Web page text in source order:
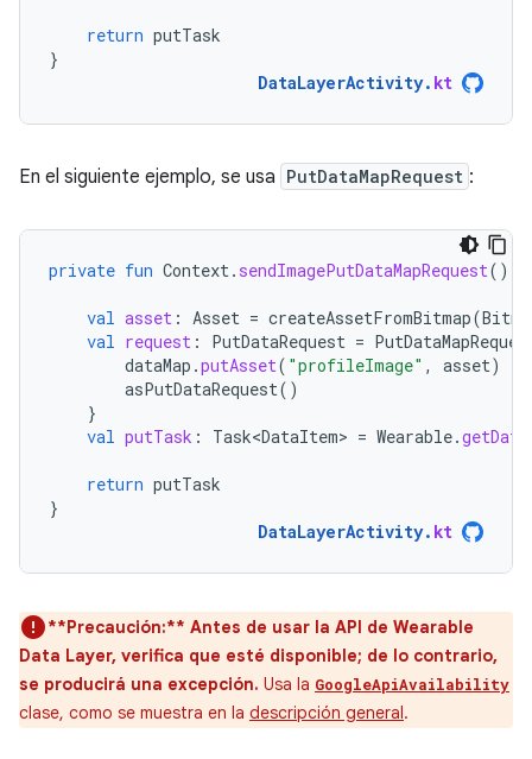
return putTask
}
DataLayerActivity. kt
En el siguiente ejemplo, se usa PutDataMapRequest :
private fun Context. sendImagePutDataMapRequest():
val asset : Asset = createAssetFromBitmap(
val request : PutDataRequest =
dataMap .putAsset( "profileImage" , asset)
asPutDataRequest()
}
val putTask : Task<DataItem> = Wearable.
return putTask
}
DataLayerActivity. kt
**Precaución:** Antes de usar la API de Wearable
Data Layer, verifica que esté disponible; de lo contrario,
se producirá una excepción. Usa la GoogleApiAvailability
clase, como se muestra en la descripción general.